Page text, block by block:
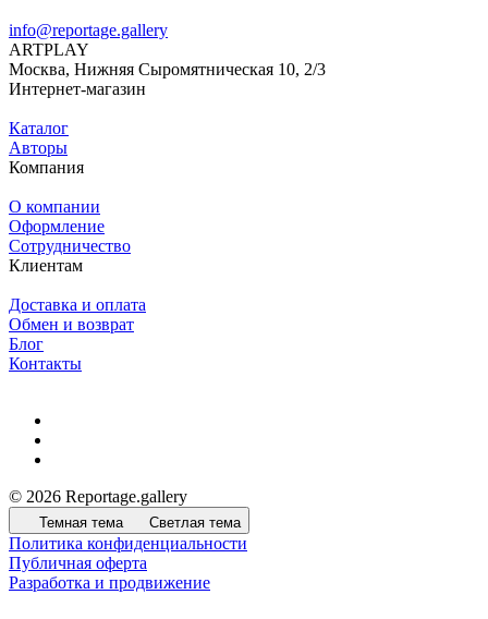
info@reportage.gallery
ARTPLAY
Москва, Нижняя Сыромятническая 10, 2/3
Интернет-магазин
Каталог
Авторы
Компания
О компании
Оформление
Сотрудничество
Клиентам
Доставка и оплата
Обмен и возврат
Блог
Контакты
© 2026 Reportage.gallery
Темная тема Светлая тема
Политика конфиденциальности
Публичная оферта
Разработка и продвижение